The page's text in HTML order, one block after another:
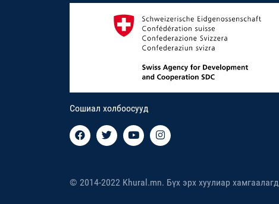
Сошиал холбоосууд
© 2014-2022 Khural.mn. Бүх эрх хуулиар